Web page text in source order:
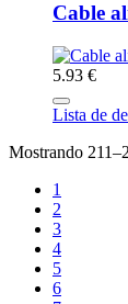
Cable
5.93 €
Lista de
Mostrando
1
2
3
4
5
6